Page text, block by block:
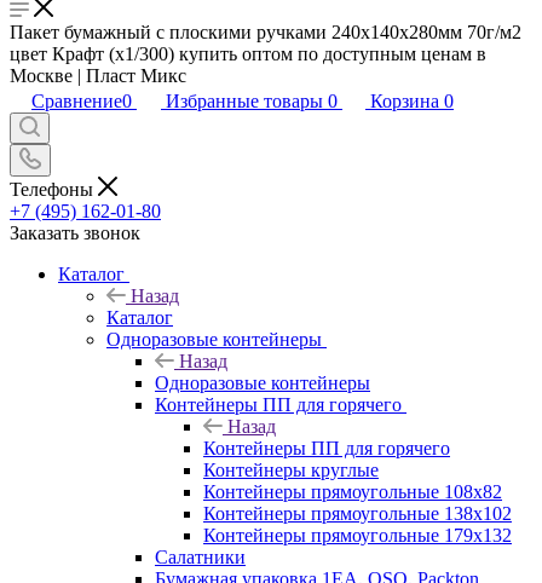
Пакет бумажный с плоскими ручками 240х140х280мм 70г/м2
цвет Крафт (х1/300) купить оптом по доступным ценам в
Москве | Пласт Микс
Сравнение0 Избранные товары 0 Корзина 0
Телефоны
+7 (495) 162-01-80
Заказать звонок
Каталог
Назад
Каталог
Одноразовые контейнеры
Назад
Одноразовые контейнеры
Контейнеры ПП для горячего
Назад
Контейнеры ПП для горячего
Контейнеры круглые
Контейнеры прямоугольные 108х82
Контейнеры прямоугольные 138х102
Контейнеры прямоугольные 179х132
Салатники
Бумажная упаковка 1ЕА, OSQ, Packton